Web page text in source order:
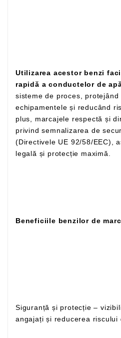
Utilizarea acestor benzi
rapidă a conductelor de
sisteme de proces, protejând
echipamentele și reducând
plus, marcajele respectă și
privind semnalizarea de
(Directivele UE 92/58/EEC),
legală și protecție maximă.
Beneficiile benzilor de
Siguranță și protecție –
angajați și reducerea riscului